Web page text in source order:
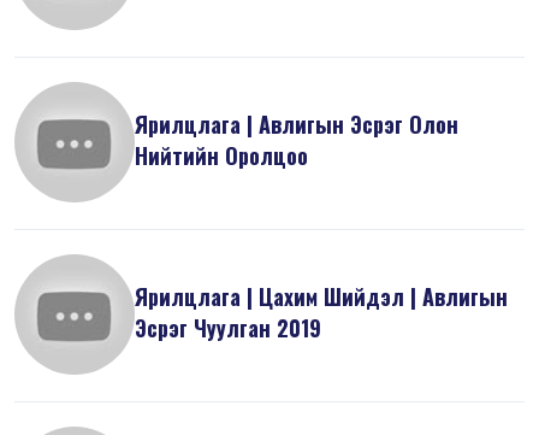
Ярилцлага | Авлигын Эсрэг Олон
Нийтийн Оролцоо
Ярилцлага | Цахим Шийдэл | Авлигын
Эсрэг Чуулган 2019